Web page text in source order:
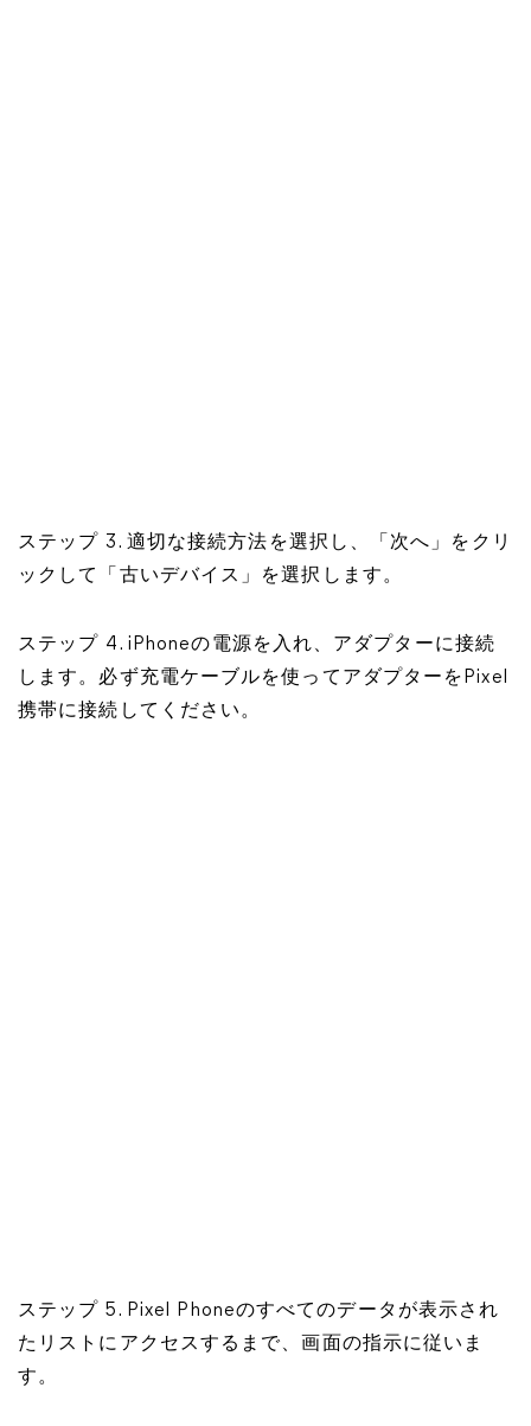
ステップ 3. 適切な接続方法を選択し、「次へ」をクリ
ックして「古いデバイス」を選択します。
ステップ 4. iPhoneの電源を入れ、アダプターに接続
します。必ず充電ケーブルを使ってアダプターをPixel
携帯に接続してください。
ステップ 5. Pixel Phoneのすべてのデータが表示され
たリストにアクセスするまで、画面の指示に従いま
す。